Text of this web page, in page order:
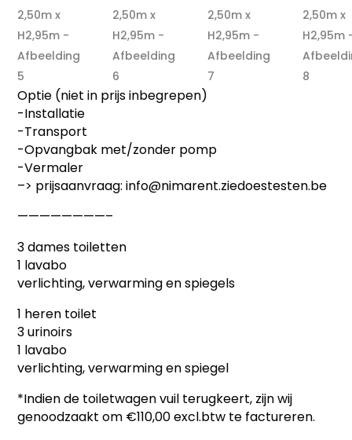
Optie (niet in prijs inbegrepen)
-Installatie
-Transport
-Opvangbak met/zonder pomp
-Vermaler
–> prijsaanvraag: info@nimarent.ziedoestesten.be
————————–
3 dames toiletten
1 lavabo
verlichting, verwarming en spiegels
1 heren toilet
3 urinoirs
1 lavabo
verlichting, verwarming en spiegel
*Indien de toiletwagen vuil terugkeert, zijn wij
genoodzaakt om €110,00 excl.btw te factureren.